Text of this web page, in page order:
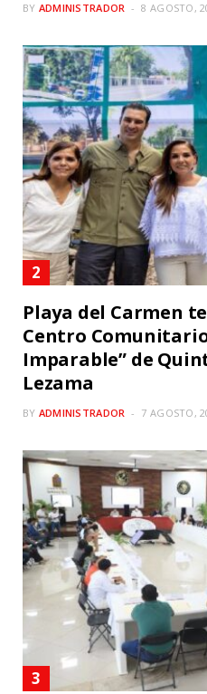
BY ADMINISTRADOR 8 AGOSTO,
Playa del Carmen
Centro
Imparable” de
Lezama
BY ADMINISTRADOR 7 AGOSTO,